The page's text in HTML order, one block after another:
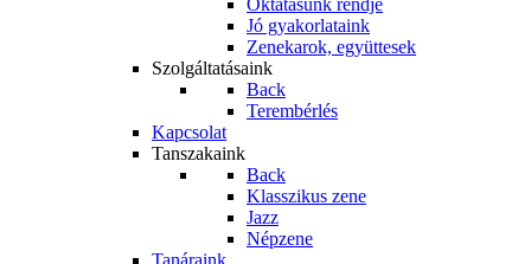
Oktatásunk rendje
Jó gyakorlataink
Zenekarok, együttesek
Szolgáltatásaink
Back
Terembérlés
Kapcsolat
Tanszakaink
Back
Klasszikus zene
Jazz
Népzene
Tanáraink